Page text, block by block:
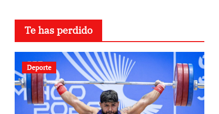
Te has perdido
Deporte